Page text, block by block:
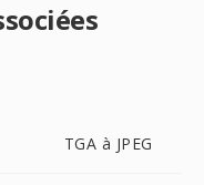
TGA à JPEG